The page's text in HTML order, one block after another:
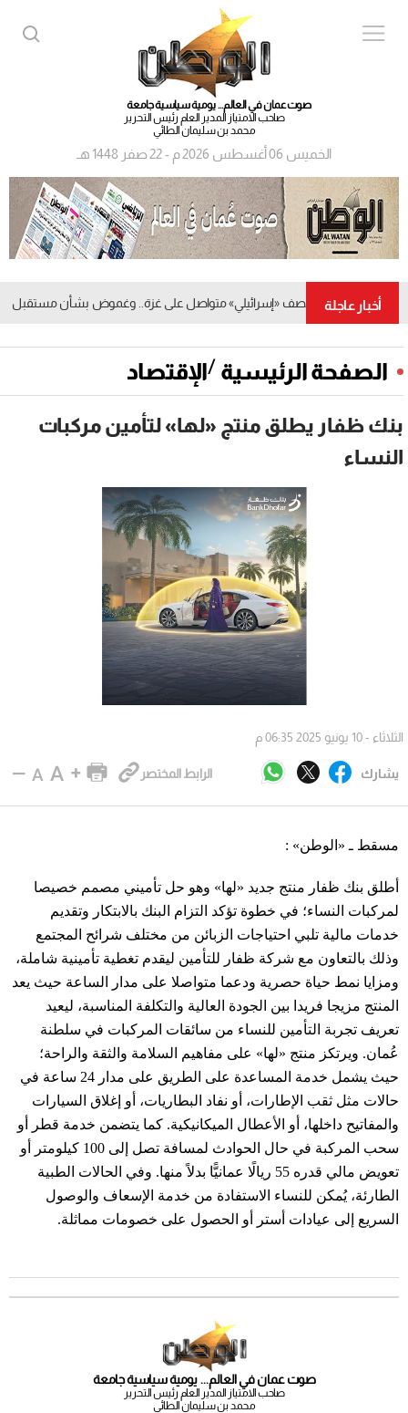
صوت عمان في العالم... يومية سياسية جامعة
صاحب الامتياز المدير العام رئيس التحرير
محمد بن سليمان الطائي
الخميس 06 أغسطس 2026 م - 22 صفر 1448 هـ
أخبار عاجلة قصف «إسرائيلي» متواصل على غزة.. وغموض بشأن مستقبل
الصفحة الرئيسية /الإقتصاد
بنك ظفار يطلق منتج «لها» لتأمين مركبات
النساء
يشارك الرابط المختصر
الثلاثاء - 10 يونيو 2025 06:35 م
مسقط ـ «الوطن» :
أطلق بنك ظفار منتج جديد «لها» وهو حل تأميني مصمم خصيصا
لمركبات النساء؛ في خطوة تؤكد التزام البنك بالابتكار وتقديم
خدمات مالية تلبي احتياجات الزبائن من مختلف شرائح المجتمع
وذلك بالتعاون مع شركة ظفار للتأمين ليقدم تغطية تأمينية شاملة،
ومزايا نمط حياة حصرية ودعما متواصلا على مدار الساعة حيث يعد
المنتج مزيجا فريدا بين الجودة العالية والتكلفة المناسبة، ليعيد
تعريف تجربة التأمين للنساء من سائقات المركبات في سلطنة
عُمان. ويرتكز منتج «لها» على مفاهيم السلامة والثقة والراحة؛
حيث يشمل خدمة المساعدة على الطريق على مدار 24 ساعة في
حالات مثل ثقب الإطارات، أو نفاد البطاريات، أو إغلاق السيارات
والمفاتيح داخلها، أو الأعطال الميكانيكية. كما يتضمن خدمة قطر أو
سحب المركبة في حال الحوادث لمسافة تصل إلى 100 كيلومتر أو
تعويض مالي قدره 55 ريالًا عمانيًّا بدلاً منها. وفي الحالات الطبية
الطارئة، يُمكن للنساء الاستفادة من خدمة الإسعاف والوصول
السريع إلى عيادات أستر أو الحصول على خصومات مماثلة.
صوت عمان في العالم... يومية سياسية جامعة
صاحب الامتياز المدير العام رئيس التحرير
محمد بن سليمان الطائي